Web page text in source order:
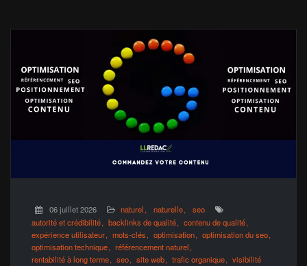
06 juillet 2026 naturel naturelle
seo
autorité et crédibilité
backlinks de qualité
contenu de qualité
expérience utilisateur
mots-clés optimisation
optimisation du seo
optimisation technique
référencement naturel
rentabilité à long terme
seo site web trafic organique visibilité